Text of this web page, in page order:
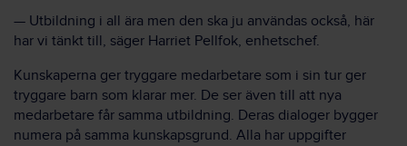
— Utbildning i all ära men den ska ju användas också, här
har vi tänkt till, säger Harriet Pellfok, enhetschef.
Kunskaperna ger tryggare medarbetare som i sin tur ger
tryggare barn som klarar mer. De ser även till att nya
medarbetare får samma utbildning. Deras dialoger bygger
numera på samma kunskapsgrund. Alla har uppgifter